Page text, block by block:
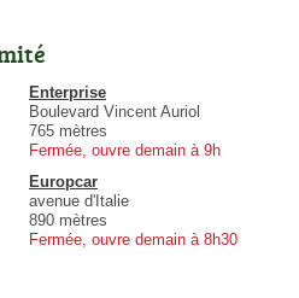
Enterprise
Boulevard Vincent Auriol
765 mètres
Fermée, ouvre demain à 9h
Europcar
avenue d'Italie
890 mètres
Fermée, ouvre demain à 8h30